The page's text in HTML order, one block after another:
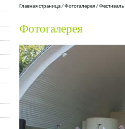
Главная страница/Фотогалерея/
Фотогалерея